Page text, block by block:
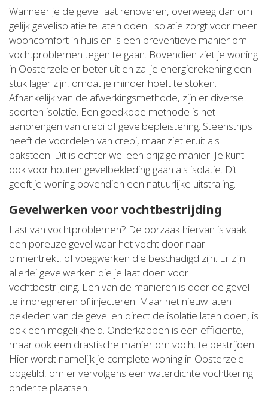
Wanneer je de gevel laat renoveren, overweeg dan om
gelijk gevelisolatie te laten doen. Isolatie zorgt voor meer
wooncomfort in huis en is een preventieve manier om
vochtproblemen tegen te gaan. Bovendien ziet je woning
in Oosterzele er beter uit en zal je energierekening een
stuk lager zijn, omdat je minder hoeft te stoken.
Afhankelijk van de afwerkingsmethode, zijn er diverse
soorten isolatie. Een goedkope methode is het
aanbrengen van crepi of gevelbepleistering. Steenstrips
heeft de voordelen van crepi, maar ziet eruit als
baksteen. Dit is echter wel een prijzige manier. Je kunt
ook voor houten gevelbekleding gaan als isolatie. Dit
geeft je woning bovendien een natuurlijke uitstraling.
Gevelwerken voor vochtbestrijding
Last van vochtproblemen? De oorzaak hiervan is vaak
een poreuze gevel waar het vocht door naar
binnentrekt, of voegwerken die beschadigd zijn. Er zijn
allerlei gevelwerken die je laat doen voor
vochtbestrijding. Een van de manieren is door de gevel
te impregneren of injecteren. Maar het nieuw laten
bekleden van de gevel en direct de isolatie laten doen, is
ook een mogelijkheid. Onderkappen is een efficiënte,
maar ook een drastische manier om vocht te bestrijden.
Hier wordt namelijk je complete woning in Oosterzele
opgetild, om er vervolgens een waterdichte vochtkering
onder te plaatsen.